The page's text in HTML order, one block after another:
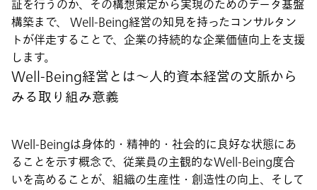
証を行うのか、その構想策定から実現のためのデータ基盤
構築まで、 Well-Being経営の知見を持ったコンサルタン
トが伴走することで、企業の持続的な企業価値向上を支援
します。
Well-Being経営とは～人的資本経営の文脈から
みる取り組み意義
Well-Beingは身体的・精神的・社会的に良好な状態にあ
ることを示す概念で、従業員の主観的なWell-Being度合
いを高めることが、組織の生産性・創造性の向上、そして